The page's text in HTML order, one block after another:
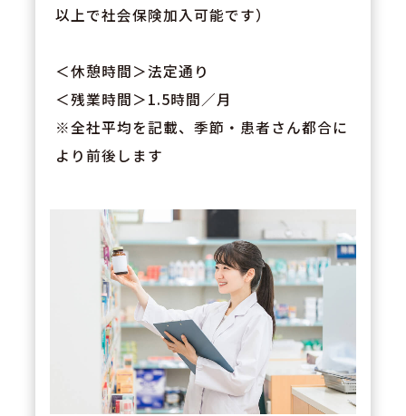
以上で社会保険加入可能です）
＜休憩時間＞法定通り
＜残業時間＞1.5時間／月
※全社平均を記載、季節・患者さん都合に
より前後します